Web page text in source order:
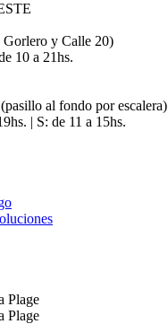
Gorlero y Calle 20)
10 a 21hs.
al fondo por escalera)
| S: de 11 a 15hs.
Plage
Plage